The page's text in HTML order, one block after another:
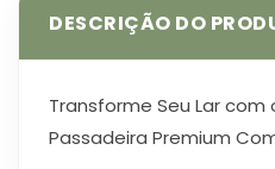
Transforme Seu Lar
Passadeira Premium